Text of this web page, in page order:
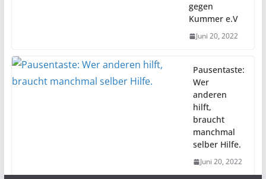
gegen
Kummer e.V
Juni 20, 2022
Pausentaste:
Wer
anderen
hilft,
braucht
manchmal
selber Hilfe.
Juni 20, 2022